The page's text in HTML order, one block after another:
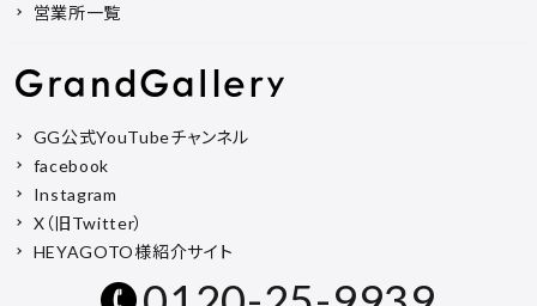
営業所一覧
GG公式YouTubeチャンネル
facebook
Instagram
X（旧Twitter）
HEYAGOTO様紹介サイト